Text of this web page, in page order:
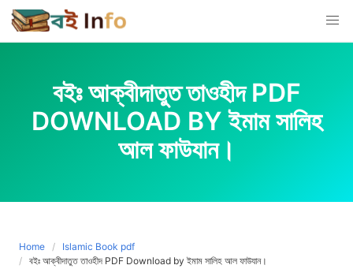
Skip
to
content
বইঃ আক্বীদাতুত তাওহীদ PDF
DOWNLOAD BY ইমাম সালিহ
আল ফাউযান।
Home
Islamic Book pdf
বইঃ আক্বীদাতুত তাওহীদ PDF Download by ইমাম সালিহ আল ফাউযান।